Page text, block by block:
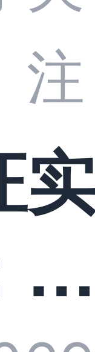
度
：
科
以
注
实
螳